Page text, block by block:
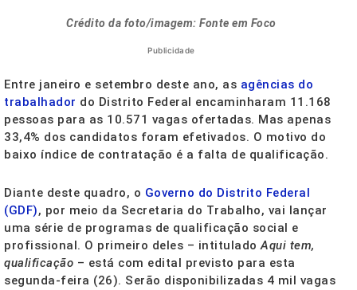
Crédito da foto/imagem: Fonte em Foco
Publicidade
Entre janeiro e setembro deste ano, as agências do
trabalhador do Distrito Federal encaminharam 11.168
pessoas para as 10.571 vagas ofertadas. Mas apenas
33,4% dos candidatos foram efetivados. O motivo do
baixo índice de contratação é a falta de qualificação.
Diante deste quadro, o Governo do Distrito Federal
(GDF), por meio da Secretaria do Trabalho, vai lançar
uma série de programas de qualificação social e
profissional. O primeiro deles – intituladoAqui tem,
qualificação – está com edital previsto para esta
segunda-feira (26). Serão disponibilizadas 4 mil vagas